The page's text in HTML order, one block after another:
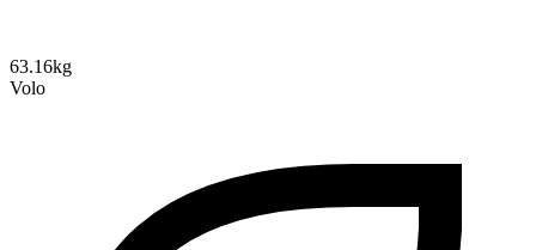
63.16kg
Volo